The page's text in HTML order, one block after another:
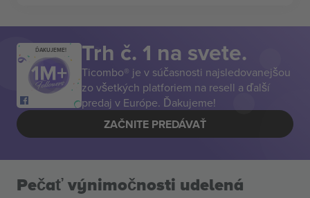
ĎAKUJEME! Trh č. 1 na svete.
Ticombo® je v súčasnosti najsledovanejšou
zo všetkých platforiem na resell a ďalší
predaj v Európe. Ďakujeme!
ZAČNITE PREDÁVAŤ
Pečať výnimočnosti udelená